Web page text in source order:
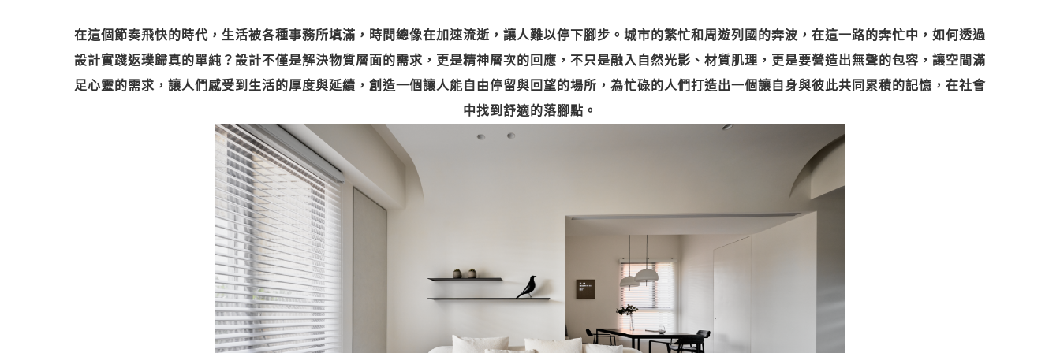
在這個節奏飛快的時代，生活被各種事務所填滿，時間總像在加速流逝，讓人難以停下腳步。城市的繁忙和周遊列國的奔波，在這一路的奔忙中，如何透過
設計實踐返璞歸真的單純？設計不僅是解決物質層面的需求，更是精神層次的回應，不只是融入自然光影、材質肌理，更是要營造出無聲的包容，讓空間滿
足心靈的需求，讓人們感受到生活的厚度與延續，創造一個讓人能自由停留與回望的場所，為忙碌的人們打造出一個讓自身與彼此共同累積的記憶，在社會
中找到舒適的落腳點。